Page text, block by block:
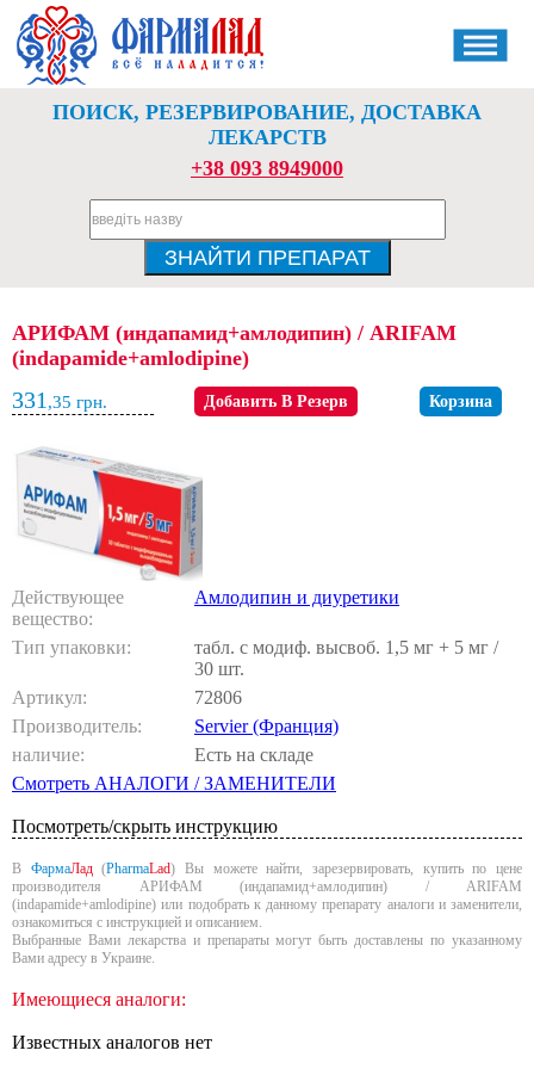
ПОИСК, РЕЗЕРВИРОВАНИЕ, ДОСТАВКА
ЛЕКАРСТВ
+38 093 8949000
АРИФАМ (индапамид+амлодипин) / ARIFAM
(indapamide+amlodipine)
331 ,35 грн. Добавить В Резерв Корзина
Действующее
вещество:
Амлодипин и диуретики
Тип упаковки:
табл. с модиф. высвоб. 1,5 мг + 5 мг /
30 шт.
Артикул:
72806
Производитель:
Servier (Франция)
наличие:
Есть на складе
Смотреть АНАЛОГИ / ЗАМЕНИТЕЛИ
Посмотреть/скрыть инструкцию
В ФармаЛад(PharmaLad) Вы можете найти, зарезервировать, купить по цене
производителя АРИФАМ (индапамид+амлодипин) / ARIFAM
(indapamide+amlodipine) или подобрать к данному препарату аналоги и заменители,
ознакомиться с инструкцией и описанием.
Выбранные Вами лекарства и препараты могут быть доставлены по указанному
Вами адресу в Украине.
Имеющиеся аналоги:
Известных аналогов нет